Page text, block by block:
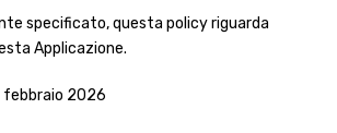
specificato, questa policy riguarda
Applicazione.
febbraio 2026